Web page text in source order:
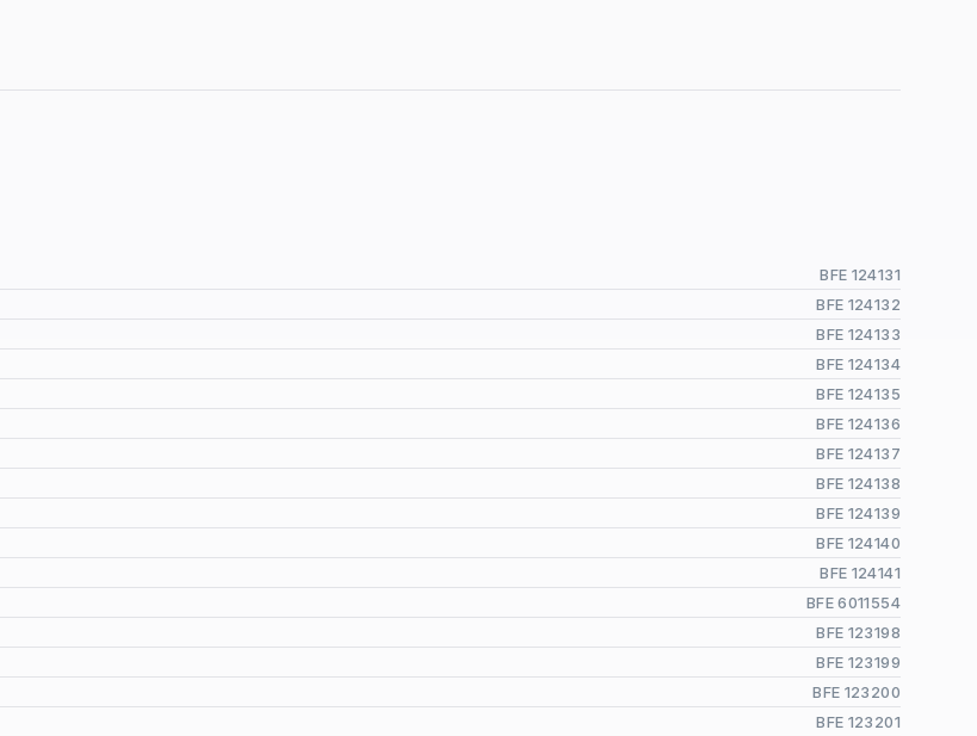
BFE 124131
BFE 124132
BFE 124133
BFE 124134
BFE 124135
BFE 124136
BFE 124137
BFE 124138
BFE 124139
BFE 124140
BFE 124141
BFE 6011554
BFE 123198
BFE 123199
BFE 123200
BFE 123201